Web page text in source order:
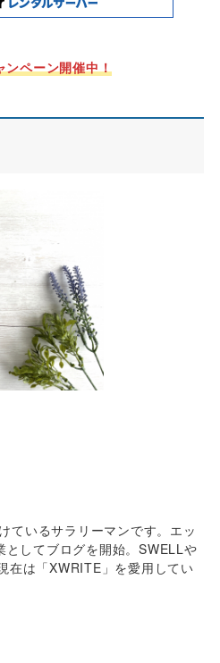
ンペーン開催中！
ているサラリーマンです。エッ
としてブログを開始。SWELLや
在は「XWRITE」を愛用してい